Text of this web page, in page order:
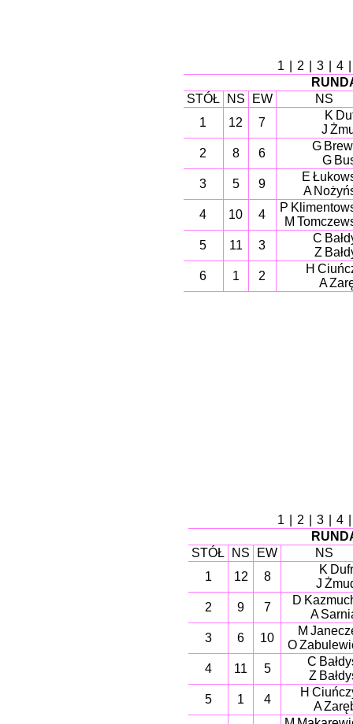
1 2 3 4
STÓŁ
NS EW
NS
1
12 7
K
J
2
8 6
G
G
3
5 9
E
A
4
10 4
P
M
5
11 3
C
Z
6
1 2
H
A
1 2 3 4
STÓŁ
NS EW
NS
1
12 8
K
J
2
9 7
D
A
3
6 10
M
O
4
11 5
C
Z
5
1 4
H
A